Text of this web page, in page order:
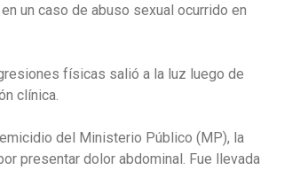
un caso de abuso sexual ocurrido en
físicas salió a la luz luego de
clínica.
del Ministerio Público (MP), la
presentar dolor abdominal. Fue llevada